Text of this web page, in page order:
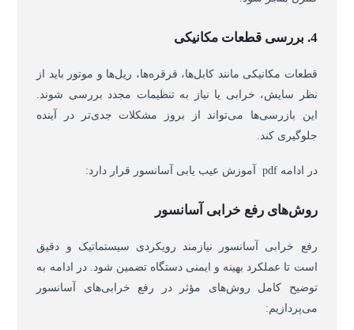
4. بررسی قطعات مکانیکی
قطعات مکانیکی مانند کابل‌ها، قرقره‌ها، ریل‌ها و موتور باید از
نظر سایش، خرابی یا نیاز به تنظیمات مجدد بررسی شوند.
این بازرسی‌ها می‌تواند از بروز مشکلات جدی‌تر در آینده
جلوگیری کند.
در ادامه pdf آموزش عیب یابی آسانسور قرار دارد:
روش‌های رفع خرابی آسانسور
رفع خرابی آسانسور نیازمند رویکردی سیستماتیک و دقیق
است تا عملکرد بهینه و ایمنی دستگاه تضمین شود. در ادامه به
توضیح کامل روش‌های مؤثر در رفع خرابی‌های آسانسور
می‌پردازیم: